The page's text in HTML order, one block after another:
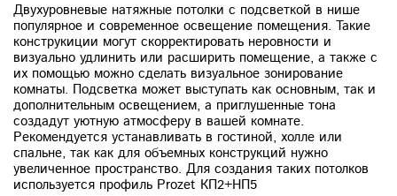
Двухуровневые натяжные потолки с подсветкой в нише
популярное и современное освещение помещения. Такие
конструкиции могут скорректировать неровности и
визуально удлинить или расширить помещение, а также с
их помощью можно сделать визуальное зонирование
комнаты. Подсветка может выступать как основным, так и
дополнительным освещением, а приглушенные тона
создадут уютную атмосферу в вашей комнате.
Рекомендуется устанавливать в гостиной, холле или
спальне, так как для объемных конструкций нужно
увеличенное пространство. Для создания таких потолков
используется профиль Prozet КП2+НП5